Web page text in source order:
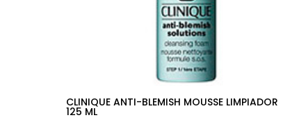
CLINIQUE ANTI-BLEMISH MOUSSE LIMPIADOR
125 ML